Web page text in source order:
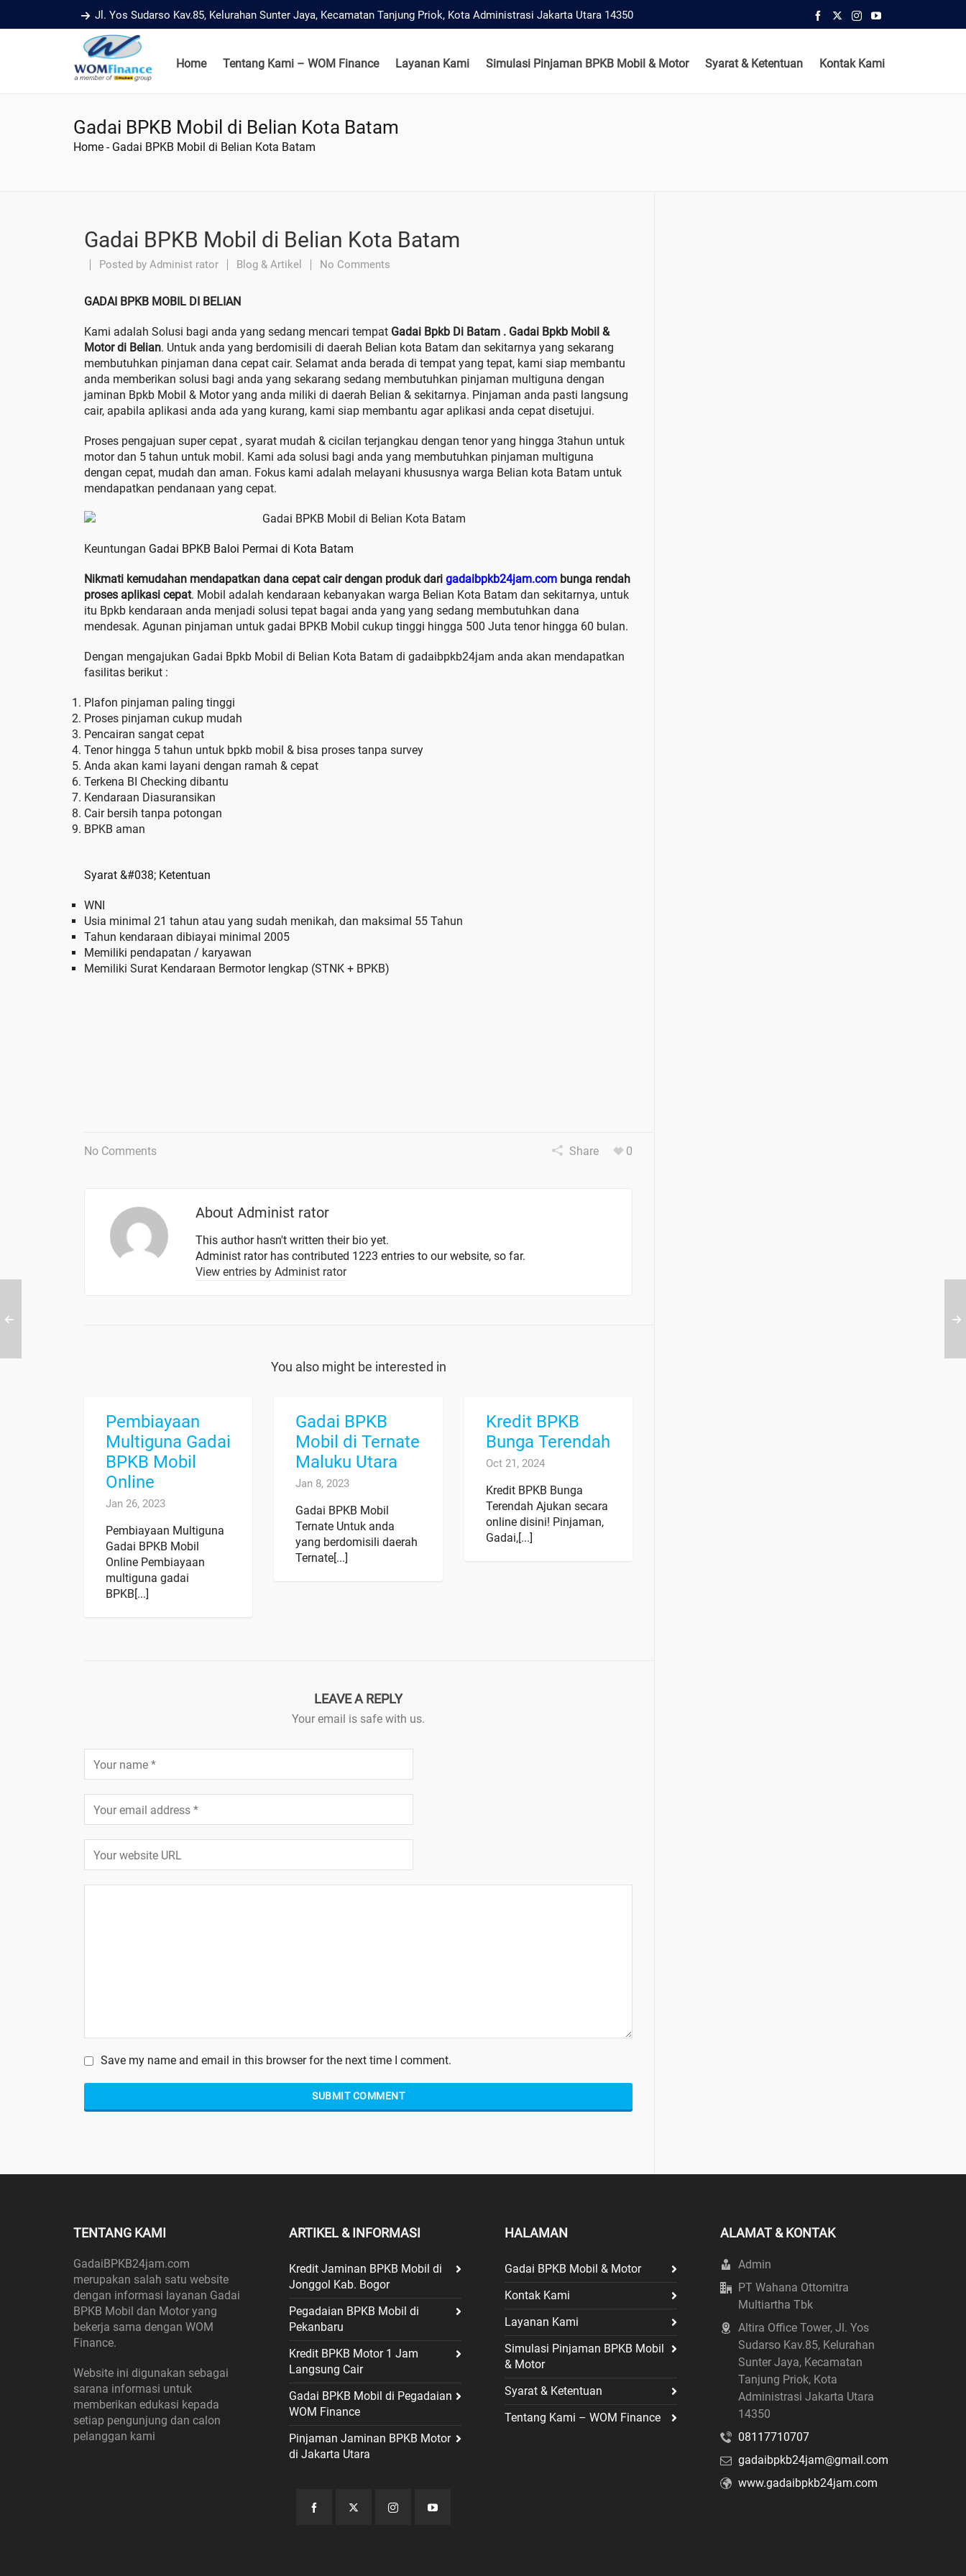
Jl. Yos Sudarso Kav.85, Kelurahan Sunter Jaya, Kecamatan Tanjung Priok, Kota Administrasi Jakarta Utara 14350
Home Tentang Kami – WOM Finance Layanan Kami Simulasi Pinjaman BPKB Mobil & Motor Syarat & Ketentuan Kontak Kami
Gadai BPKB Mobil di Belian Kota Batam
Home - Gadai BPKB Mobil di Belian Kota Batam
Gadai BPKB Mobil di Belian Kota Batam
Posted by Administ rator Blog & Artikel No Comments
GADAI BPKB MOBIL DI BELIAN
Kami adalah Solusi bagi anda yang sedang mencari tempat Gadai Bpkb Di Batam . Gadai Bpkb Mobil &
Motor di Belian. Untuk anda yang berdomisili di daerah Belian kota Batam dan sekitarnya yang sekarang
membutuhkan pinjaman dana cepat cair. Selamat anda berada di tempat yang tepat, kami siap membantu
anda memberikan solusi bagi anda yang sekarang sedang membutuhkan pinjaman multiguna dengan
jaminan Bpkb Mobil & Motor yang anda miliki di daerah Belian & sekitarnya. Pinjaman anda pasti langsung
cair, apabila aplikasi anda ada yang kurang, kami siap membantu agar aplikasi anda cepat disetujui.
Proses pengajuan super cepat , syarat mudah & cicilan terjangkau dengan tenor yang hingga 3tahun untuk
motor dan 5 tahun untuk mobil. Kami ada solusi bagi anda yang membutuhkan pinjaman multiguna
dengan cepat, mudah dan aman. Fokus kami adalah melayani khususnya warga Belian kota Batam untuk
mendapatkan pendanaan yang cepat.
Keuntungan Gadai BPKB Baloi Permai di Kota Batam
Nikmati kemudahan mendapatkan dana cepat cair dengan produk dari gadaibpkb24jam.com bunga rendah
proses aplikasi cepat. Mobil adalah kendaraan kebanyakan warga Belian Kota Batam dan sekitarnya, untuk
itu Bpkb kendaraan anda menjadi solusi tepat bagai anda yang yang sedang membutuhkan dana
mendesak. Agunan pinjaman untuk gadai BPKB Mobil cukup tinggi hingga 500 Juta tenor hingga 60 bulan.
Dengan mengajukan Gadai Bpkb Mobil di Belian Kota Batam di gadaibpkb24jam anda akan mendapatkan
fasilitas berikut :
Plafon pinjaman paling tinggi
Proses pinjaman cukup mudah
Pencairan sangat cepat
Tenor hingga 5 tahun untuk bpkb mobil & bisa proses tanpa survey
Anda akan kami layani dengan ramah & cepat
Terkena BI Checking dibantu
Kendaraan Diasuransikan
Cair bersih tanpa potongan
BPKB aman
Syarat &#038; Ketentuan
WNI
Usia minimal 21 tahun atau yang sudah menikah, dan maksimal 55 Tahun
Tahun kendaraan dibiayai minimal 2005
Memiliki pendapatan / karyawan
Memiliki Surat Kendaraan Bermotor lengkap (STNK + BPKB)
No Comments Share 0
About Administ rator
This author hasn't written their bio yet.
Administ ratorhas contributed 1223 entries to our website, so far.
View entries by Administ rator
You also might be interested in
Pembiayaan
Multiguna Gadai
BPKB Mobil
Online
Jan 26, 2023
Pembiayaan Multiguna
Gadai BPKB Mobil
Online Pembiayaan
multiguna gadai
BPKB[...]
Gadai BPKB
Mobil di Ternate
Maluku Utara
Jan 8, 2023
Gadai BPKB Mobil
Ternate Untuk anda
yang berdomisili daerah
Ternate[...]
Kredit BPKB
Bunga Terendah
Oct 21, 2024
Kredit BPKB Bunga
Terendah Ajukan secara
online disini! Pinjaman,
Gadai,[...]
LEAVE A REPLY
Your email is safe with us.
Save my name and email in this browser for the next time I comment.
TENTANG KAMI
GadaiBPKB24jam.com
merupakan salah satu website
dengan informasi layanan Gadai
BPKB Mobil dan Motor yang
bekerja sama dengan WOM
Finance.
Website ini digunakan sebagai
sarana informasi untuk
memberikan edukasi kepada
setiap pengunjung dan calon
pelanggan kami
ARTIKEL & INFORMASI
Kredit Jaminan BPKB Mobil di
Jonggol Kab. Bogor
Pegadaian BPKB Mobil di
Pekanbaru
Kredit BPKB Motor 1 Jam
Langsung Cair
Gadai BPKB Mobil di Pegadaian
WOM Finance
Pinjaman Jaminan BPKB Motor
di Jakarta Utara
HALAMAN
Gadai BPKB Mobil & Motor
Kontak Kami
Layanan Kami
Simulasi Pinjaman BPKB Mobil
& Motor
Syarat & Ketentuan
Tentang Kami – WOM Finance
ALAMAT & KONTAK
Admin
PT Wahana Ottomitra
Multiartha Tbk
Altira Office Tower, Jl. Yos
Sudarso Kav.85, Kelurahan
Sunter Jaya, Kecamatan
Tanjung Priok, Kota
Administrasi Jakarta Utara
14350
08117710707
gadaibpkb24jam@gmail.com
www.gadaibpkb24jam.com